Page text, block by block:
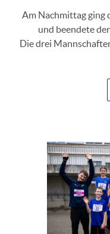
Am Nachmittag ging
und beendete
Die drei